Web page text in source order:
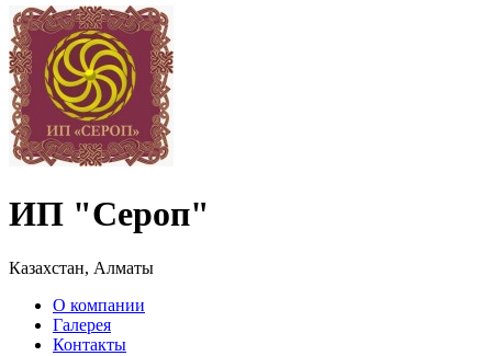
ИП "Сероп"
Казахстан, Алматы
О компании
Галерея
Контакты